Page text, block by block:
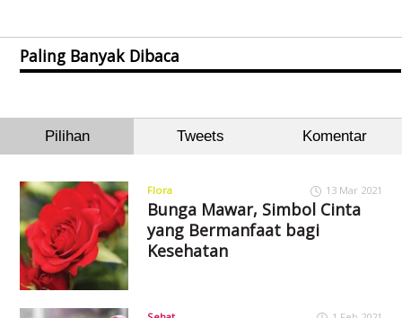
Paling Banyak Dibaca
Pilihan Tweets Komentar
Flora 13 Mar 2021
Bunga Mawar, Simbol Cinta
yang Bermanfaat bagi
Kesehatan